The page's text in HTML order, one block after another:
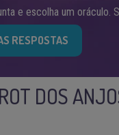
e escolha um oráculo.
RESPOSTAS
DOS